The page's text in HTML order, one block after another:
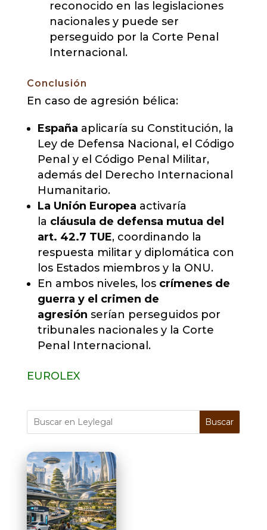
reconocido en las legislaciones
nacionales y puede ser
perseguido por la Corte Penal
Internacional.
Conclusión
En caso de agresión bélica:
España aplicaría su Constitución, la
Ley de Defensa Nacional, el Código
Penal y el Código Penal Militar,
además del Derecho Internacional
Humanitario.
La Unión Europea activaría
la cláusula de defensa mutua del
art. 42.7 TUE, coordinando la
respuesta militar y diplomática con
los Estados miembros y la ONU.
En ambos niveles, los crímenes de
guerra y el crimen de
agresión serían perseguidos por
tribunales nacionales y la Corte
Penal Internacional.
EUROLEX
Buscar